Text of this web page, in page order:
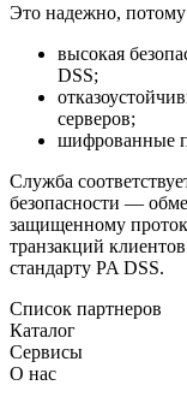
Это надежно, потому
высокая
DSS;
серверов;
шифрованные
Служба
безопасности —
защищенному
транзакций
стандарту PA DSS.
Список партнеров
Каталог
Сервисы
О нас